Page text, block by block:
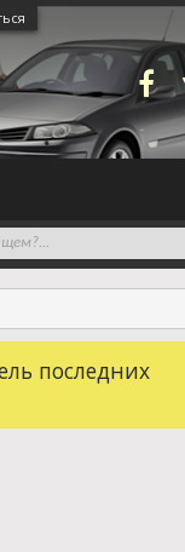
последних